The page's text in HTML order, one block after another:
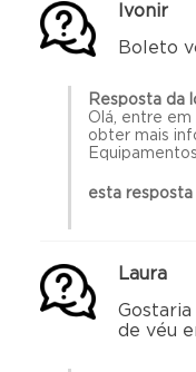
Ivonir
Boleto
Resposta da
Olá, entre
obter mais
esta
Laura
de véu